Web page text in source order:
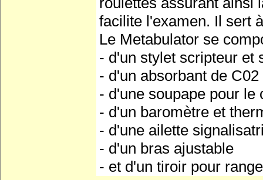
facilite l'examen. Il sert
Le Metabulator se
- d'un stylet scripteur et
- d'un absorbant de
- d'une soupape pour le
- d'un baromètre et
- d'une ailette
- d'un bras ajustable
- et d'un tiroir pour